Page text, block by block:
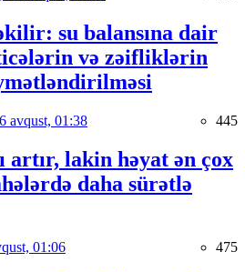
su balansına dair
və zəifliklərin
avqust, 01:38 445
artır, lakin həyat ən çox
daha sürətlə
01:06 475